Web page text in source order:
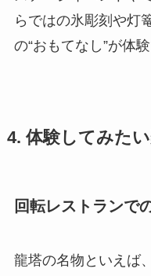
らではの氷彫刻や灯
の“おもてなし”が体験
4. 体験してみた
回転レストランで
龍塔の名物といえば